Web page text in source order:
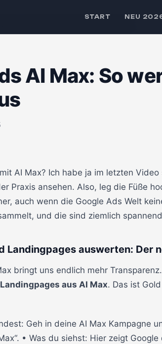
START NEU
AI Max: So
AI Max? Ich habe ja im letzten
Praxis ansehen. Also, leg die Füße
auch wenn die Google Ads Welt
und die sind ziemlich
Landingpages auswerten: Der
bringt uns endlich mehr
aus AI Max. Das ist
Geh in deine AI Max Kampagne
• Was du siehst: Hier zeigt